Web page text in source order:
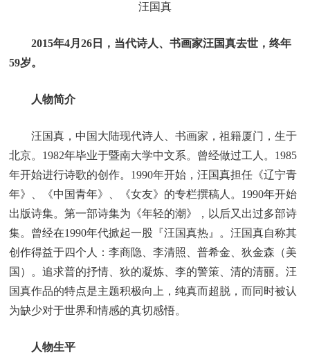
汪国真
2015年4月26日，当代诗人、书画家汪国真去世，终年
59岁。
人物简介
汪国真，中国大陆现代诗人、书画家，祖籍厦门，生于
北京。1982年毕业于暨南大学中文系。曾经做过工人。1985
年开始进行诗歌的创作。1990年开始，汪国真担任《辽宁青
年》、《中国青年》、《女友》的专栏撰稿人。1990年开始
出版诗集。第一部诗集为《年轻的潮》，以后又出过多部诗
集。曾经在1990年代掀起一股『汪国真热』。汪国真自称其
创作得益于四个人：李商隐、李清照、普希金、狄金森（美
国）。追求普的抒情、狄的凝炼、李的警策、清的清丽。汪
国真作品的特点是主题积极向上，纯真而超脱，而同时被认
为缺少对于世界和情感的真切感悟。
人物生平